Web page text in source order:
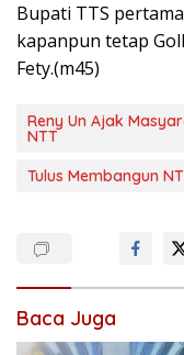
Bupati TTS
kapanpun tetap
Fety.(m45)
Reny Un Ajak
NTT
Tulus Membangun
Baca Juga